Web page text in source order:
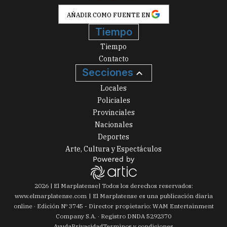
AÑADIR COMO FUENTE EN
Tiempo
Tiempo
Contacto
Secciones
Locales
Policiales
Provinciales
Nacionales
Deportes
Arte, Cultura y Espectáculos
2026| El Marplatense| Todos los derechos reservados:
www.elmarplatense.com
El Marplatense es una publicación diaria
online · Edición Nº 3745 - Director propietario: WAM Entertainment
Company S.A. · Registro DNDA 5292370